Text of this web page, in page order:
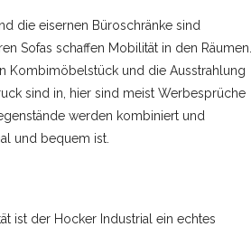
die eisernen Büroschränke sind
Sofas schaffen Mobilität in den Räumen.
Kombimöbelstück und die Ausstrahlung
sind in, hier sind meist Werbesprüche
werden kombiniert und
und bequem ist.
ist der Hocker Industrial ein echtes